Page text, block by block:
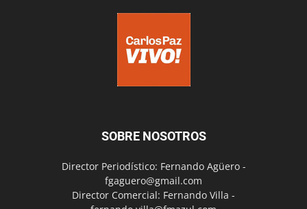
SOBRE NOSOTROS
Director Periodístico: Fernando Agüero -
fgaguero@gmail.com
Director Comercial: Fernando Villa -